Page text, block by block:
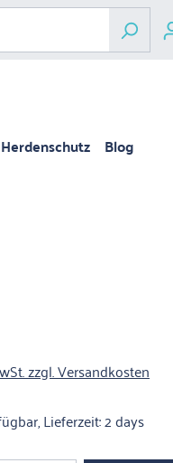
Herdenschutz Blog
zzgl. Versandkosten
Lieferzeit: 2 days